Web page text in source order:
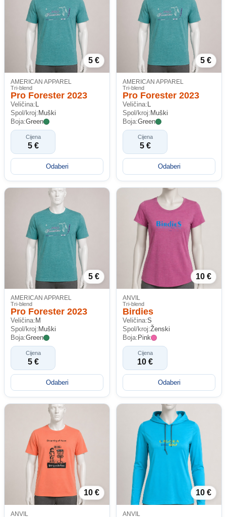
5 €
AMERICAN APPAREL
Tri-blend
Pro Forester 2023
Veličina: L
Spol/kroj: Muški
Boja:Green
Cijena
5 €
Odaberi
5 €
AMERICAN APPAREL
Tri-blend
Pro Forester 2023
Veličina: L
Spol/kroj: Muški
Boja:Green
Cijena
5 €
Odaberi
5 €
AMERICAN APPAREL
Tri-blend
Pro Forester 2023
Veličina: M
Spol/kroj: Muški
Boja:Green
Cijena
5 €
Odaberi
10 €
ANVIL
Tri-blend
Birdies
Veličina:S
Spol/kroj:Ženski
Boja: Pink
Cijena
10 €
Odaberi
10 €
ANVIL
10 €
ANVIL